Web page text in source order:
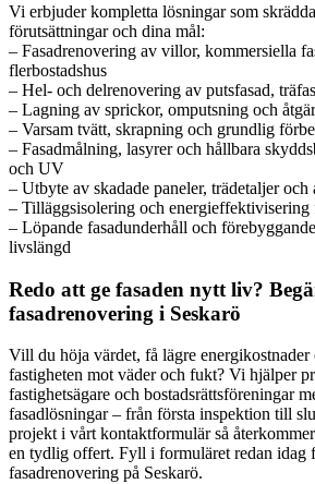
Vi erbjuder kompletta lösningar som
förutsättningar och dina mål:
– Fasadrenovering av villor, kommersiella
flerbostadshus
– Hel- och delrenovering av putsfasad,
– Lagning av sprickor, omputsning och
– Varsam tvätt, skrapning och grundlig
– Fasadmålning, lasyrer och hållbara
och UV
– Utbyte av skadade paneler, trädetaljer och
– Tilläggsisolering och
– Löpande fasadunderhåll och
livslängd
Redo att ge fasaden nytt liv?
fasadrenovering i Seskarö
Vill du höja värdet, få lägre energikostnader
fastigheten mot väder och fukt? Vi hjälper
fastighetsägare och bostadsrättsföreningar
fasadlösningar – från första inspektion till
projekt i vårt kontaktformulär så
en tydlig offert. Fyll i formuläret redan idag
fasadrenovering på Seskarö.